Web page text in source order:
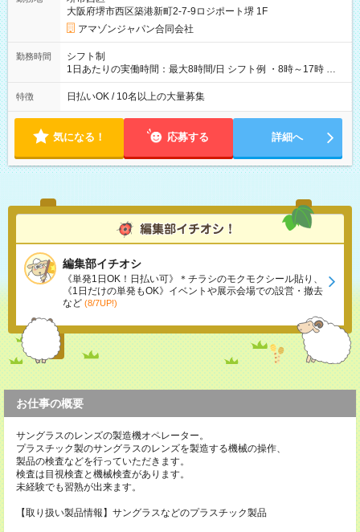
あり 試用期間の長さ：1週間 雇用形態、給与は本採用時と同じ
です。
大阪府堺市西区築港新町2-7-9ロジポート堺 1F
アマゾンジャパン合同会社
勤務時間
シフト制
1日あたりの実働時間：最大8時間/日 シフト例 ・8時～17時 ・
12時～21時
特徴 日払いOK / 10名以上の大量募集
気になる！ 応募する 詳細へ
編集部イチオシ
《単発1日OK！日払い可》＊チラシのモクモクシール貼り、
《1日だけの単発もOK》イベントや展示会場での設営・撤去
など (8/7UP!)
お仕事の概要
サングラスのレンズの製造機オペレーター。
プラスチック製のサングラスのレンズを製造する機械の操作、
製品の検査などを行っていただきます。
検査は目視検査と機械検査があります。
未経験でも習熟が出来ます。
【取り扱い製品情報】サングラスなどのプラスチック製品